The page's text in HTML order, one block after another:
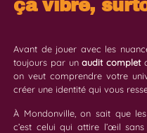
ça vibre,
Avant de jouer avec les
toujours par unaudit complet
on veut comprendre votre
créer une identité qui vous
À Mondonville, on sait que
c’est celui qui attire l’œil